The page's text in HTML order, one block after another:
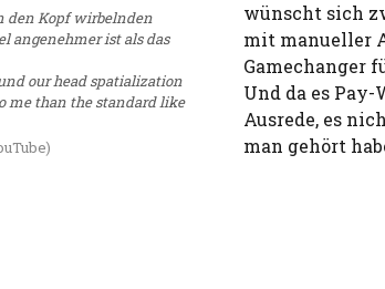
den Kopf wirbelnden
angenehmer ist als das
our head spatialization
me than the standard like
wünscht sich
mit manueller
Gamechanger
Und da es
Ausrede, es
man gehört